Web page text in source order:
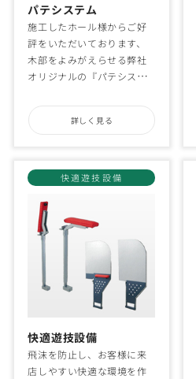
パテシステム
施工したホール様からご好
評をいただいております、
木部をよみがえらせる弊社
オリジナルの『パテシステ
詳しく見る
快適遊技設備
快適遊技設備
飛沫を防止し、お客様に来
店しやすい快適な環境を作